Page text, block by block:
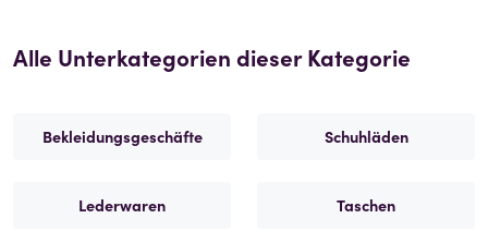
Alle Unterkategorien dieser Kategorie
Bekleidungsgeschäfte Schuhläden
Lederwaren Taschen